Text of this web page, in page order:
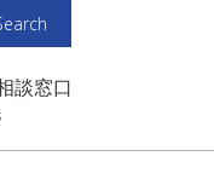
談窓口